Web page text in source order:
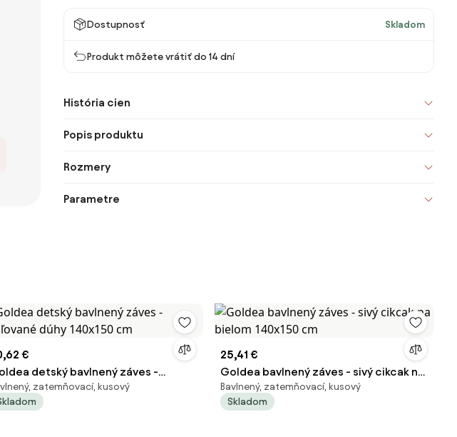
Dostupnosť Skladom
Produkt môžete vrátiť do 14 dní
História cien
Popis produktu
Rozmery
Parametre
€
detský bavlnený záves -
dúhy 140x150 cm
zatemňovací, kusový
25,41 €
Goldea bavlnený záves - sivý cikcak na
bielom 140x150 cm
Bavlnený, zatemňovací, kusový
Skladom